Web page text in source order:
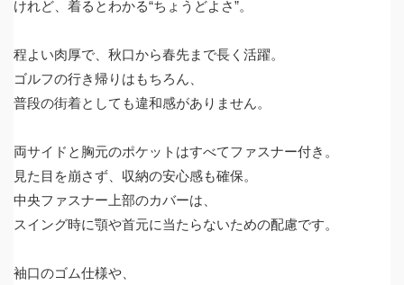
けれど、着るとわかる“ちょうどよさ”。
程よい肉厚で、秋口から春先まで長く活躍。
ゴルフの行き帰りはもちろん、
普段の街着としても違和感がありません。
両サイドと胸元のポケットはすべてファスナー付き。
見た目を崩さず、収納の安心感も確保。
中央ファスナー上部のカバーは、
スイング時に顎や首元に当たらないための配慮です。
袖口のゴム仕様や、